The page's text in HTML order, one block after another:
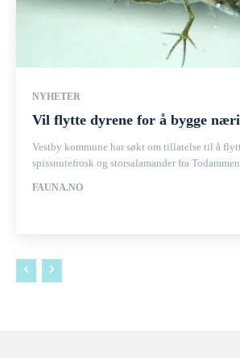
NYHETER
Vil flytte dyrene for å bygge
Vestby kommune har søkt om tillatelse til å
spissnutefrosk og storsalamander fra
FAUNA.NO